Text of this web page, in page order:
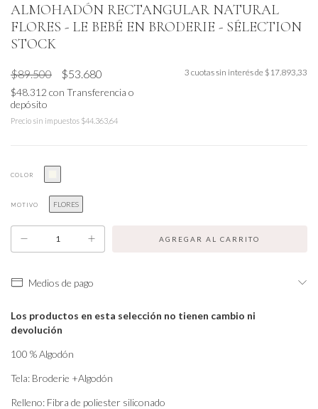
ALMOHADÓN RECTANGULAR NATURAL
FLORES - LE BEBÉ EN BRODERIE - SÉLECTION
STOCK
$89.500 $53.680
$48.312 con Transferencia o
depósito
Precio sin impuestos $44.363,64
3 cuotas sin interés de $17.893,33
COLOR
MOTIVO FLORES
Medios de pago
Los productos en esta selección no tienen cambio ni
devolución
100 % Algodón
Tela: Broderie +Algodón
Relleno: Fibra de poliester siliconado